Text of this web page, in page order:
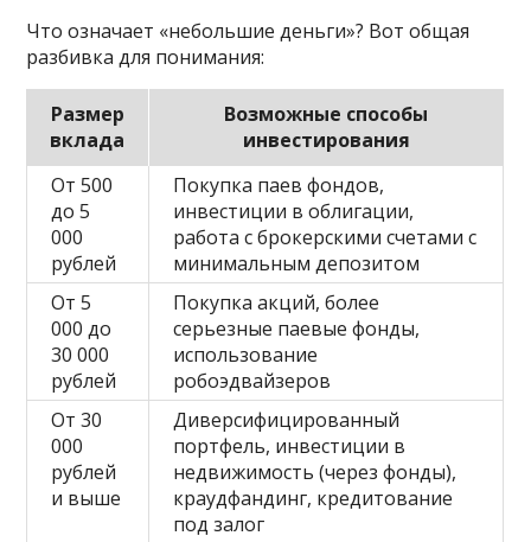
Что означает «небольшие деньги»? Вот общая
разбивка для понимания:
Размер
вклада
Возможные способы
инвестирования
От 500
до 5
000
рублей
Покупка паев фондов,
инвестиции в облигации,
работа с брокерскими счетами с
минимальным депозитом
От 5
000 до
30 000
рублей
Покупка акций, более
серьезные паевые фонды,
использование
робоэдвайзеров
От 30
000
рублей
и выше
Диверсифицированный
портфель, инвестиции в
недвижимость (через фонды),
краудфандинг, кредитование
под залог